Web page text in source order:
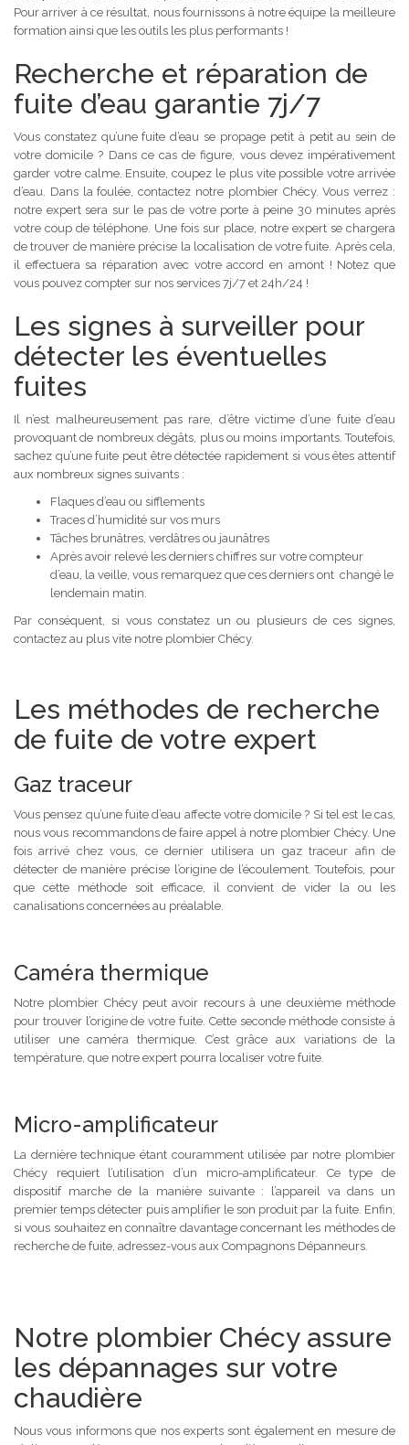
Pour arriver à ce résultat, nous fournissons à notre équipe la meilleure
formation ainsi que les outils les plus performants !
Recherche et réparation de
fuite d’eau garantie 7j/7
Vous constatez qu’une fuite d’eau se propage petit à petit au sein de
votre domicile ? Dans ce cas de figure, vous devez impérativement
garder votre calme. Ensuite, coupez le plus vite possible votre arrivée
d’eau. Dans la foulée, contactez notre plombier Chécy. Vous verrez :
notre expert sera sur le pas de votre porte à peine 30 minutes après
votre coup de téléphone. Une fois sur place, notre expert se chargera
de trouver de manière précise la localisation de votre fuite. Après cela,
il effectuera sa réparation avec votre accord en amont ! Notez que
vous pouvez compter sur nos services 7j/7 et 24h/24 !
Les signes à surveiller pour
détecter les éventuelles
fuites
Il n’est malheureusement pas rare, d’être victime d’une fuite d’eau
provoquant de nombreux dégâts, plus ou moins importants. Toutefois,
sachez qu’une fuite peut être détectée rapidement si vous êtes attentif
aux nombreux signes suivants :
Flaques d’eau ou sifflements
Traces d’humidité sur vos murs
Tâches brunâtres, verdâtres ou jaunâtres
Après avoir relevé les derniers chiffres sur votre compteur
d’eau, la veille, vous remarquez que ces derniers ont changé le
lendemain matin.
Par conséquent, si vous constatez un ou plusieurs de ces signes,
contactez au plus vite notre plombier Chécy.
Les méthodes de recherche
de fuite de votre expert
Gaz traceur
Vous pensez qu’une fuite d’eau affecte votre domicile ? Si tel est le cas,
nous vous recommandons de faire appel à notre plombier Chécy. Une
fois arrivé chez vous, ce dernier utilisera un gaz traceur afin de
détecter de manière précise l’origine de l’écoulement. Toutefois, pour
que cette méthode soit efficace, il convient de vider la ou les
canalisations concernées au préalable.
Caméra thermique
Notre plombier Chécy peut avoir recours à une deuxième méthode
pour trouver l’origine de votre fuite. Cette seconde méthode consiste à
utiliser une caméra thermique. C’est grâce aux variations de la
température, que notre expert pourra localiser votre fuite.
Micro-amplificateur
La dernière technique étant couramment utilisée par notre plombier
Chécy requiert l’utilisation d’un micro-amplificateur. Ce type de
dispositif marche de la manière suivante : l’appareil va dans un
premier temps détecter puis amplifier le son produit par la fuite. Enfin,
si vous souhaitez en connaître davantage concernant les méthodes de
recherche de fuite, adressez-vous aux Compagnons Dépanneurs.
Notre plombier Chécy assure
les dépannages sur votre
chaudière
Nous vous informons que nos experts sont également en mesure de